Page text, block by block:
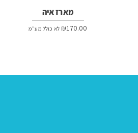
מארז איה
₪170.00 לא כולל מע"מ